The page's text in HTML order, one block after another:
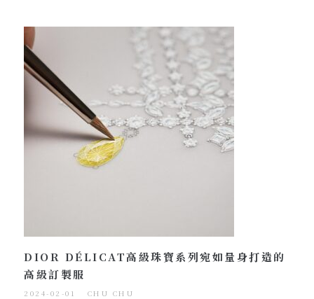
DIOR DÉLICAT高級珠寶系列宛如量身打造的
高級訂製服
2024-02-01 CHU CHU